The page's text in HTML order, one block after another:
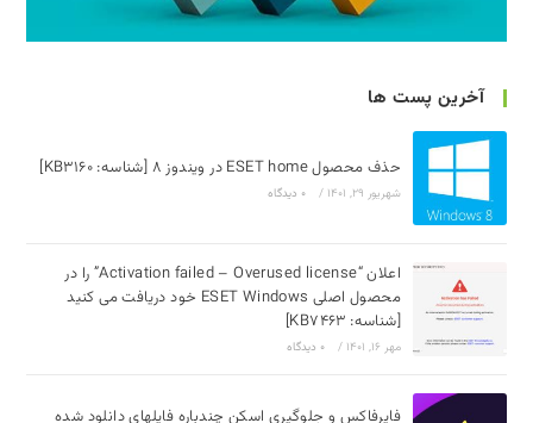
آخرین پست ها
حذف محصول ESET home در ویندوز 8 [شناسه: KB3160]
شهریور 29, 1401 / ۰ دیدگاه
اعلان “Activation failed – Overused license” را در
محصول اصلی ESET Windows خود دریافت می کنید
[شناسه: KB7463]
مهر 16, 1401 / ۰ دیدگاه
فایرفاکس و جلوگیری اسکن چندباره فایلهای دانلود شده